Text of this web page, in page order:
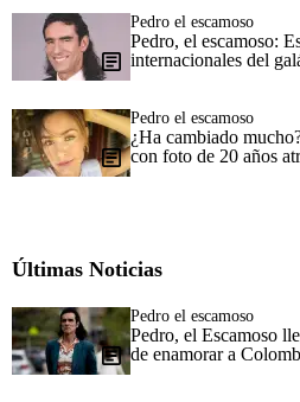
Pedro el escamoso
Pedro, el escamoso:
internacionales del
Pedro el escamoso
¿Ha cambiado
con foto de 20 años
Últimas Noticias
Pedro el escamoso
Pedro, el Escamoso
de enamorar a